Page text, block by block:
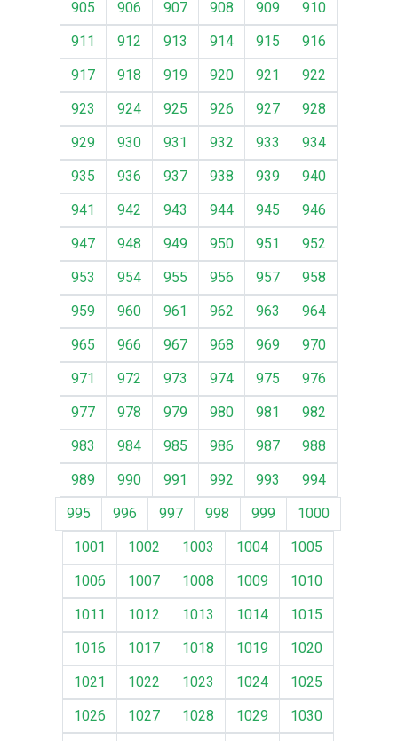
905
906 907 908 909
910
911
912 913 914 915
916
917
918 919 920 921
922
923
924 925 926 927
928
929
930 931 932 933
934
935
936 937 938 939
940
941
942 943 944 945
946
947
948 949 950 951
952
953
954 955 956 957
958
959
960 961 962 963
964
965
966 967 968 969
970
971
972 973 974 975
976
977
978 979 980 981
982
983
984 985 986 987
988
989
990 991 992 993
994
995
996 997 998 999
1000
1001
1002 1003 1004
1005
1006
1007 1008 1009
1010
1011
1012 1013 1014
1015
1016
1017 1018 1019
1020
1021
1022 1023 1024
1025
1026
1027 1028 1029 1030